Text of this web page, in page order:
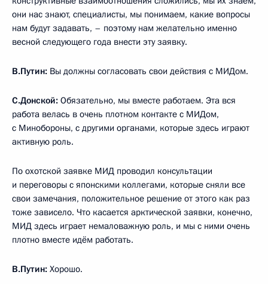
они нас знают, специалисты, мы понимаем, какие вопросы
нам будут задавать, – поэтому нам желательно именно
весной следующего года внести эту заявку.
В.Путин: Вы должны согласовать свои действия с МИДом.
С.Донской: Обязательно, мы вместе работаем. Эта вся
работа велась в очень плотном контакте с МИДом,
с Минобороны, с другими органами, которые здесь играют
активную роль.
По охотской заявке МИД проводил консультации
и переговоры с японскими коллегами, которые сняли все
свои замечания, положительное решение от этого как раз
тоже зависело. Что касается арктической заявки, конечно,
МИД здесь играет немаловажную роль, и мы с ними очень
плотно вместе идём работать.
В.Путин: Хорошо.